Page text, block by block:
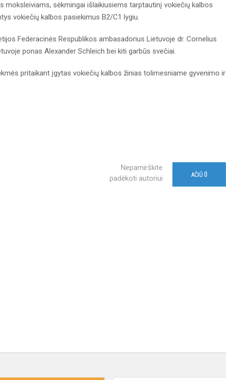
sėkmingai išlaikiusiems tarptautinį vokiečių kalbos
vokiečių kalbos pasiekimus B2/C1 lygiu.
Federacinės Respublikos ambasadorius Lietuvoje dr. Cornelius
ponas Alexander Schleich bei kiti garbūs svečiai.
pritaikant įgytas vokiečių kalbos žinias tolimesniame gyvenimo ir
Nepamirškite
padėkoti autoriui
AČIŪ 0